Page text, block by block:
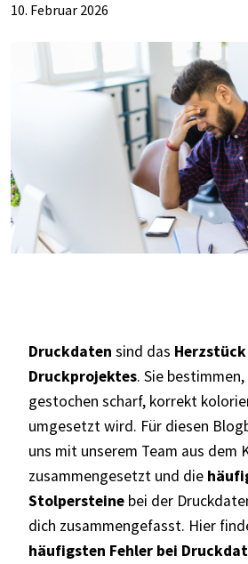
10. Februar 2026
Druckdaten sind das
Druckprojektes. Sie
gestochen scharf, korrekt
umgesetzt wird. Für diesen
uns mit unserem Team aus dem
zusammengesetzt und die
Stolpersteine bei der
dich zusammengefasst. Hier
häufigsten Fehler bei